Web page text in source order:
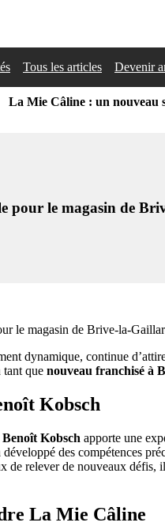
Tous les articles Devenir
La Mie Câline : un nouveau
pour le magasin de
dynamique, continue
tant que nouveau franchisé à
Kobsch
Benoît Kobsch apporte une
des compétences
de relever de nouveaux défis,
La Mie Câline